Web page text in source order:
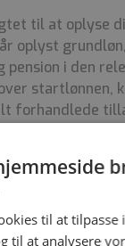
til at oplyse
oplyst
i den
startlønnen,
forhandlede
og
Hospital
Hospital
til at tilpasse
til at analysere